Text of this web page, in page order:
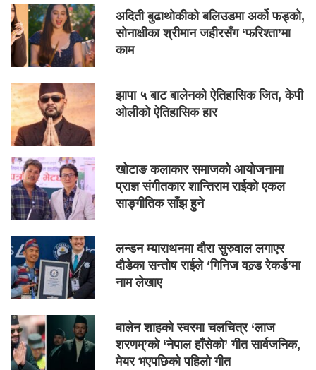
अदिती बुढाथोकीको बलिउडमा अर्को फड्को,
सोनाक्षीका श्रीमान जहीरसँग ‘फरिश्ता’मा
काम
झापा ५ बाट बालेनको ऐतिहासिक जित, केपी
ओलीको ऐतिहासिक हार
खोटाङ कलाकार समाजको आयोजनामा
प्राज्ञ संगीतकार शान्तिराम राईको एकल
साङ्गीतिक साँझ हुने
लन्डन म्याराथनमा दौरा सुरुवाल लगाएर
दौडेका सन्तोष राईले ‘गिनिज वल्र्ड रेकर्ड’मा
नाम लेखाए
बालेन शाहको स्वरमा चलचित्र ‘लाज
शरणम्’को ‘नेपाल हाँसेको’ गीत सार्वजनिक,
मेयर भएपछिको पहिलो गीत